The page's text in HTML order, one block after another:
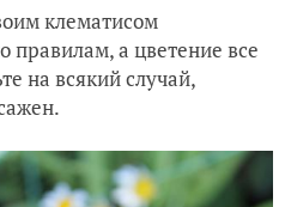
клематисом
правилам, а цветение все
на всякий случай,